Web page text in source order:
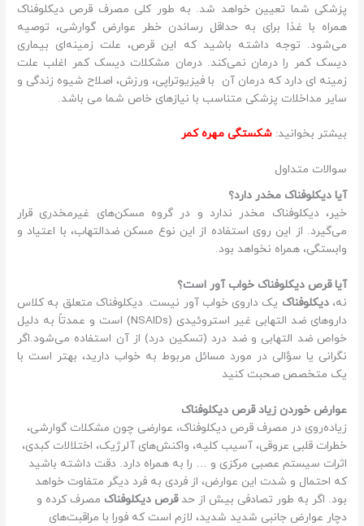
پزشکی شما تعیین خواهد شد. به طور کلی مصرف قرص دیکلوفناک
همراه با غذا برای به حداقل رساندن خطر عوارض گوارشی، توصیه
می‌شود. توجه داشته باشید که این قرص، علت زمینه‌ای بیماری
دیسک کمر را درمان نمی‌کند. درمان مشکلات دیسک کمر اغلب علت
زمینه ای دارد که درمان آن با فیزیوتراپی، ورزش، اصلاح شیوه زندگی و
سایر مداخلات پزشکی متناسب با نیازهای خاص شما می باشد.
بیشتر بخوانید: شکستگی مهره کمر
سوالات متداول
آیا دیکلوفناک مخدر دارد؟
خیر، دیکلوفناک مخدر ندارد و در گروه مسکن‌های غیرمخدری قرار
می‌گیرد. از این روی استفاده از این نوع مسکن ضدالتهاب، با اعتیاد و
وابستگی، همراه نخواهد بود.
آیا قرص دیکلوفناک خواب آور است؟
نه،دیکلوفناک یک داروی خواب آور نیست. دیکلوفناک متعلق به کلاس
داروهای ضد التهابی غیر استروئیدی (NSAIDs) است و عمدتاً به دلیل
خواص ضد التهابی و ضد درد (تسکین درد) از آن استفاده می‌شود.اگر
نگرانی یا سؤالی در مورد مسائل مربوط به خواب دارید، بهتر است با
یک متخصص صحبت کنید
عوارض خوردن زیاد قرص دیکلوفناک
زیاده‌روی در مصرف قرص دیکلوفناک، عوارضی چون مشکلات گوارشی،
خطرات قلبی عروقی، آسیب کلیه، واکنش‌های آلرژیک، اختلالات کبدی،
اثرات سیستم عصبی مرکزی و … را به همراه دارد. دقت داشته باشید
که احتمال و شدت این عوارض، از فردی به فرد دیگر متفاوت خواهد
بود. اگر به طور تصادفی بیش از حدقرص دیکلوفناک مصرف کرده و
دچار عوارض جانبی شدید شدید، لازم است که فورا با مراقبت‌های